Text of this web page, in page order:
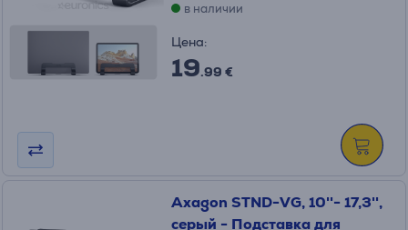
в наличии
Цена:
19.99 €
Axagon STND-VG, 10''- 17,3'',
серый - Подставка для